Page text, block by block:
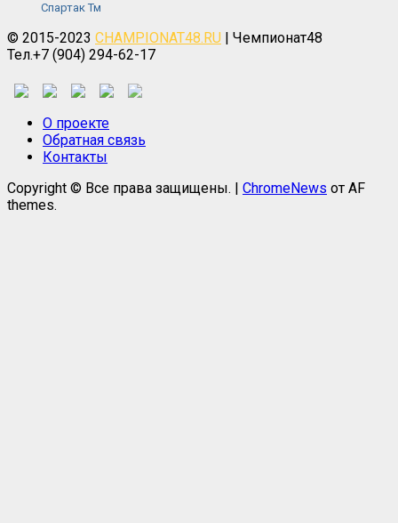
Спартак Тм
© 2015-2023 CHAMPIONAT48.RU | Чемпионат48
Тел.+7 (904) 294-62-17
О проекте
Обратная связь
Контакты
Copyright © Все права защищены.
ChromeNews от AF
themes.